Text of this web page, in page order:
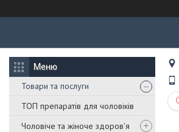
Товари та послуги
ТОП препаратів для чоловіків
Чоловіче та жіноче здоров'я